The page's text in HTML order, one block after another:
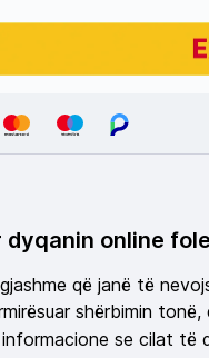
online
që janë të
shërbimin tonë,
informacione se cilat të